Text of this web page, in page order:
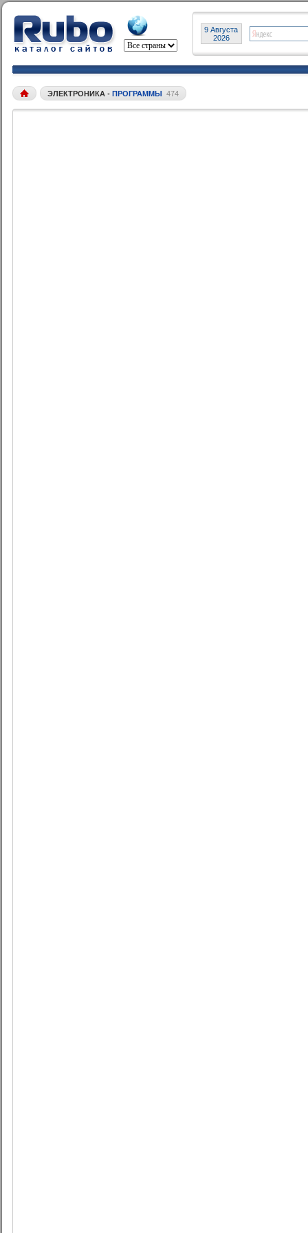
9 Августа
2026
ЭЛЕКТРОНИКА • ПРОГРАММЫ 474